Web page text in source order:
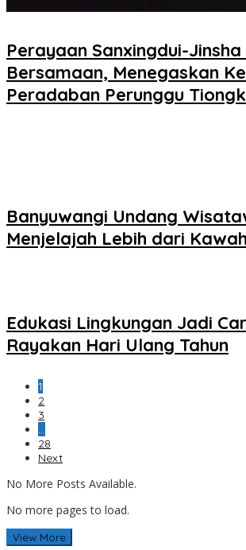
Perayaan Sanxingdui-
Bersamaan, Menegaskan
Peradaban Perunggu
Banyuwangi Undang
Menjelajah Lebih dari
Edukasi Lingkungan Jadi
Rayakan Hari Ulang Tahun
1
2
3
…
28
Next
No More Posts Available.
No more pages to load.
View More